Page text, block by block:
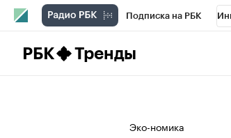
Подписка на РБК
РБК Тренды
Эко-номика